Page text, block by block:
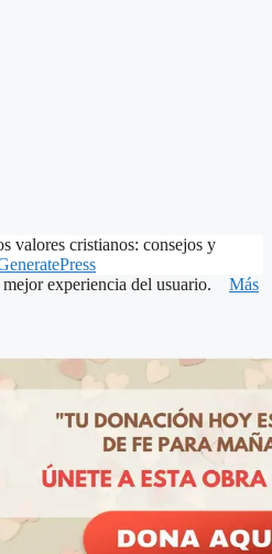
valores cristianos: consejos y
mejor experiencia del usuario. Más